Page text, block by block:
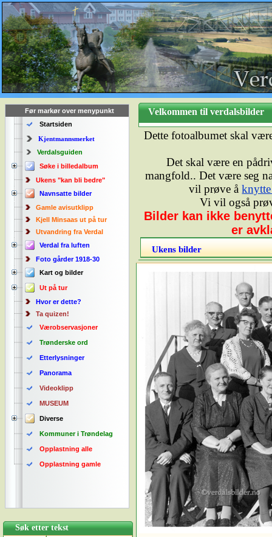
Før markør over menypunkt
Startsiden
Kjentmannsmerket
Verdalsguiden
Søke i billedalbum
Ukens "kan bli bedre"
Navnsatte bilder
Gamle avisutklipp
Kjell Minsaas ut på tur
Utvandring fra Verdal
Verdal fra luften
Foto gårder 1918-30
Kart og bilder
Ut på tur
Hvor er dette?
Ta quizen!
Værobservasjoner
Trønderske ord
Etterlysninger
Panorama
Videoklipp
MUSEUM
Diverse
Kommuner i Trøndelag
Opplastning alle
Opplastning gamle
Søk etter tekst
Velkommen til
Dette fotoalbumet skal
Det skal være en
mangfold.. Det være seg
vil prøve å
Vi vil også
Bilder kan ikke
er
Ukens bilder